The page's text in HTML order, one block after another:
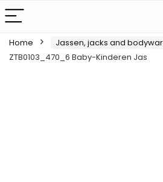
Home Jassen, jacks and
ZTB0103_470_6 Baby-Kinderen Jas